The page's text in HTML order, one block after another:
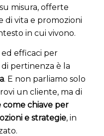
misura, offerte
di vita e promozioni
in cui vivono.
efficaci per
pertinenza è la
. E non parliamo solo
un cliente, ma di
come chiave per
e strategie, in